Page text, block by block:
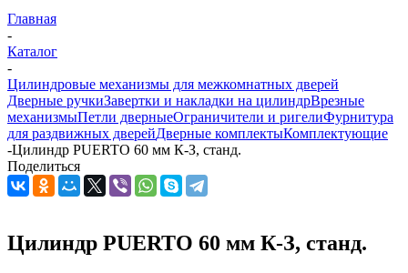
Главная
-
Каталог
-
Цилиндровые механизмы для межкомнатных дверей
Дверные ручкиЗавертки и накладки на цилиндрВрезные
механизмыПетли дверныеОграничители и ригелиФурнитура
для раздвижных дверейДверные комплектыКомплектующие
-Цилиндр PUERTO 60 мм К-З, станд.
Поделиться
Цилиндр PUERTO 60 мм К-З, станд.